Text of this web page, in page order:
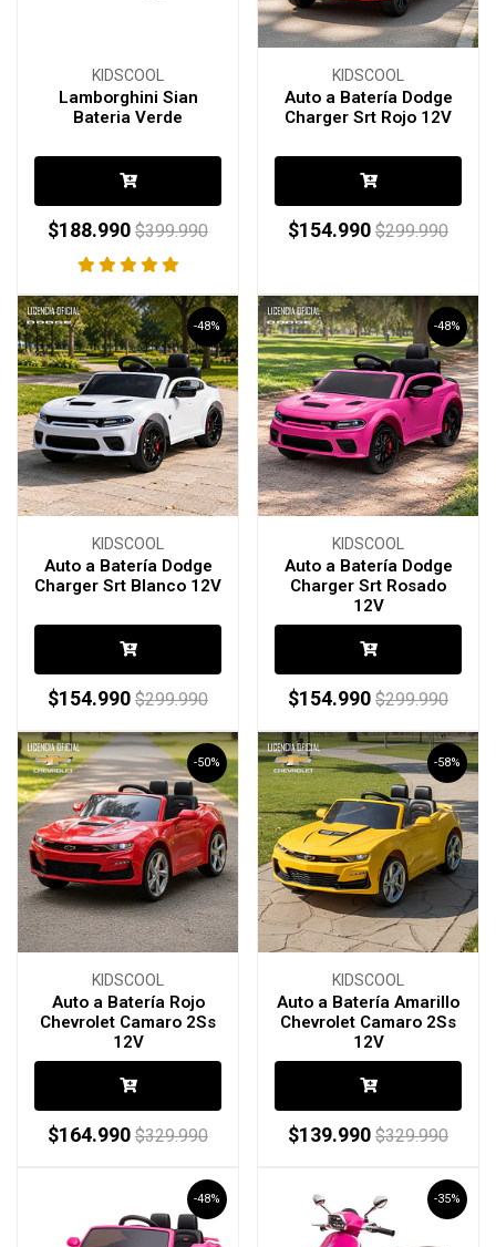
KIDSCOOL
Lamborghini Sian
Bateria Verde
$188.990 $399.990
KIDSCOOL
Auto a Batería Dodge
Charger Srt Rojo 12V
$154.990 $299.990
-48%
KIDSCOOL
Auto a Batería Dodge
Charger Srt Blanco 12V
$154.990 $299.990
-48%
KIDSCOOL
Auto a Batería Dodge
Charger Srt Rosado
12V
$154.990 $299.990
-50%
KIDSCOOL
Auto a Batería Rojo
Chevrolet Camaro 2Ss
12V
$164.990 $329.990
-58%
KIDSCOOL
Auto a Batería Amarillo
Chevrolet Camaro 2Ss
12V
$139.990 $329.990
-48% -35%